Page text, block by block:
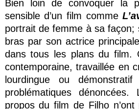
Bien loin de convoquer la
sensible d’un film comme
portrait de femme à sa
bras par son actrice
dans tous les plans du film.
contemporaine, travaillée en
lourdingue ou
problématiques
propos du film de Filho